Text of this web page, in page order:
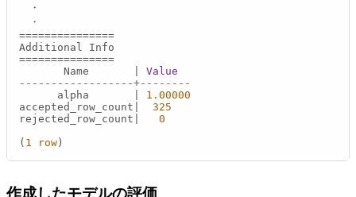
・
===============
===============
       Name
Value
------------------+--------
      alpha
1.00000
accepted_row_count
325
rejected_row_count
0
( 1 row )
作成したモデルの評価